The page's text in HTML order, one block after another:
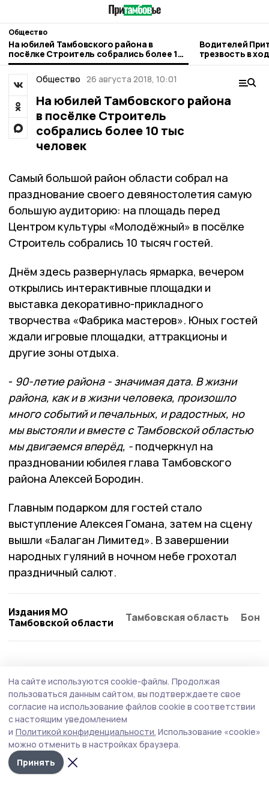
Общество
На юбилей Тамбовского района в
посёлке Строитель собрались более 10
тыс человек
Водителей
трезвость в
рейда
Общество 26 августа 2018, 10:01
На юбилей Тамбовского района
в посёлке Строитель
собрались более 10 тыс
человек
Самый большой район области собрал на
празднование своего девяностолетия самую
большую аудиторию: на площадь перед
Центром культуры «Молодёжный» в посёлке
Строитель собрались 10 тысяч гостей.
Днём здесь развернулась ярмарка, вечером
открылись интерактивные площадки и
выставка декоративно-прикладного
творчества «Фабрика мастеров». Юных гостей
ждали игровые площадки, аттракционы и
другие зоны отдыха.
- 90-летие района - значимая дата. В жизни
района, как и в жизни человека, произошло
много событий и печальных, и радостных, но
мы выстояли и вместе с Тамбовской областью
мы двигаемся вперёд, - подчеркнул на
праздновании юбилея глава Тамбовского
района Алексей Бородин.
Главным подарком для гостей стало
выступление Алексея Гомана, затем на сцену
вышли «Балаган Лимитед». В завершении
народных гуляний в ночном небе грохотал
праздничный салют.
Издания МО
Тамбовской области
Тамбовская область
На сайте используются cookie-файлы. Продолжая
пользоваться данным сайтом, вы подтверждаете свое
согласие на использование файлов cookie в соответствии
с настоящим уведомлением
и Политикой конфиденциальности. Использование «cookie»
можно отменить в настройках браузера.
Принять